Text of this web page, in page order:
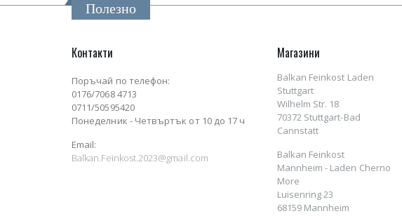
Полезно
Контакти
Поръчай по телефон:
0176/7068 4713
0711/50595420
Понеделник - Четвъртък от 10 до 17 ч
Email:
Balkan.Feinkost.2023@gmail.com
Магазини
Balkan Feinkost Laden
Stuttgart
Wilhelm Str. 18
70372 Stuttgart-Bad
Cannstatt
Balkan Feinkost
Mannheim - Laden Cherno
More
Luisenring 23
68159 Mannheim